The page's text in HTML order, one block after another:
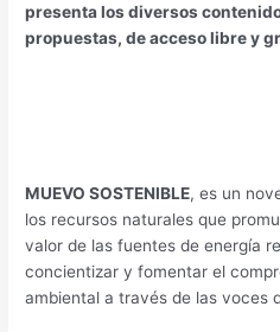
presenta los diversos
propuestas, de acceso libre y
MUEVO SOSTENIBLE, es un
los recursos naturales que
valor de las fuentes de energía
concientizar y fomentar el
ambiental a través de las voces